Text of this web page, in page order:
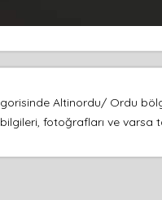
Altinordu/ Ordu
fotoğrafları ve varsa